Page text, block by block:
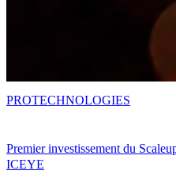
Premier investissement du
ICEYE
PROTECHNOLOGIES